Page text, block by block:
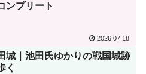
ンプリート
2026.07.18
城｜池田氏ゆかりの戦国城跡
く